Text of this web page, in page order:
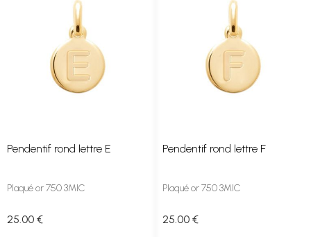
Pendentif rond lettre E
Plaqué or 750 3MIC
25 .00 €
Pendentif rond lettre F
Plaqué or 750 3MIC
25 .00 €